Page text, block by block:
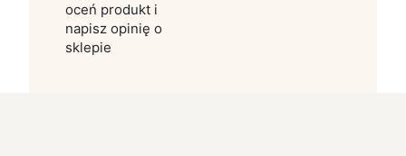
oceń produkt i
napisz opinię o
sklepie